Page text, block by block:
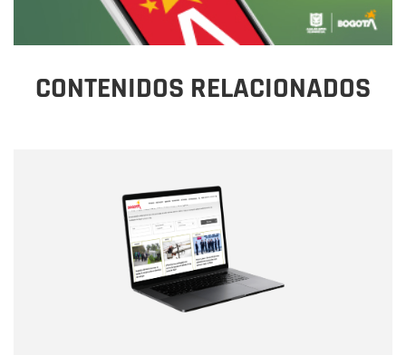
CONTENIDOS RELACIONADOS
Correo electrónico
Tipo de comentario